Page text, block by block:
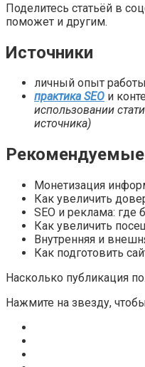
Поделитесь статьёй в
поможет и другим.
Источники
личный опыт
практика SEO и
использовании
источника)
Монетизация
Как увеличить
SEO и реклама: где
Как увеличить
Внутренняя и
Как подготовить
Насколько публикация
Нажмите на звезду,